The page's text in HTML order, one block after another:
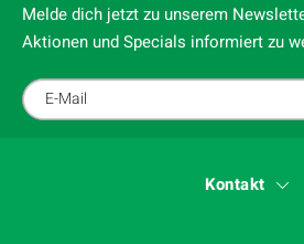
Melde dich jetzt zu unserem
Aktionen und Specials informiert zu
Kontakt